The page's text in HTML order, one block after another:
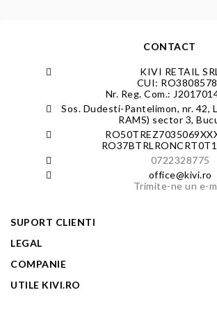
CONTACT
KIVI RETAIL
CUI:
Nr. Reg. Com.:
Sos. Dudesti-Pantelimon, nr. 42,
RAMS) sector 3,
0722328775
office@kivi.ro
Trimite-ne un e-
SUPORT CLIENTI
LEGAL
COMPANIE
UTILE KIVI.RO